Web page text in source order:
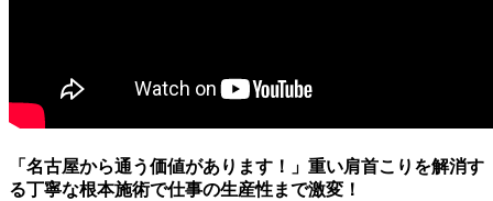
「名古屋から通う価値があります！」重い肩首こりを解消す
る丁寧な根本施術で仕事の生産性まで激変！